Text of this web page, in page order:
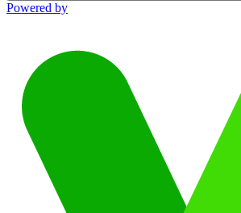
Powered by